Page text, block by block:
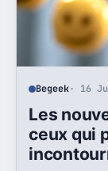
Begeek· 16
Les
ceux qui